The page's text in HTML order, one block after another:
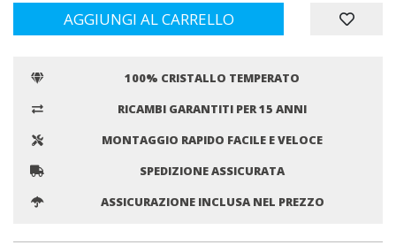
AGGIUNGI AL CARRELLO
100% CRISTALLO TEMPERATO
RICAMBI GARANTITI PER 15 ANNI
MONTAGGIO RAPIDO FACILE E VELOCE
SPEDIZIONE ASSICURATA
ASSICURAZIONE INCLUSA NEL PREZZO